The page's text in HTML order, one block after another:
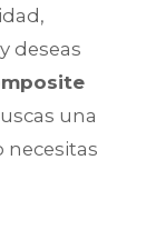
deseas
una
necesitas